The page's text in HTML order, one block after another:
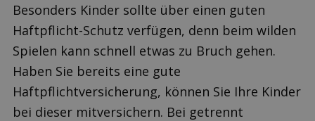
Besonders Kinder sollte über einen guten
Haftpflicht-Schutz verfügen, denn beim wilden
Spielen kann schnell etwas zu Bruch gehen.
Haben Sie bereits eine gute
Haftpflichtversicherung, können Sie Ihre Kinder
bei dieser mitversichern. Bei getrennt